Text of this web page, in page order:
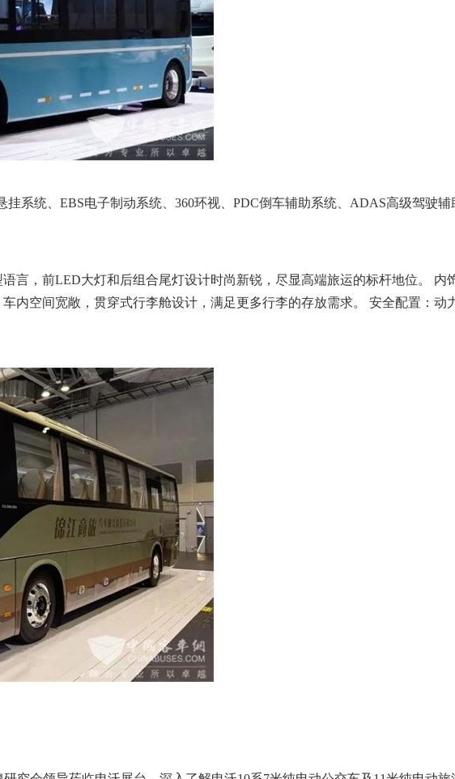
统、EBS电子制动系统、360环视、PDC倒车辅助系统、ADAS高级驾驶
，前LED大灯和后组合尾灯设计时尚新锐，尽显高端旅运的标杆地位。 内
内空间宽敞，贯穿式行李舱设计，满足更多行李的存放需求。 安全配置：